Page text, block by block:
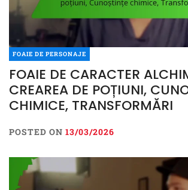
FOAIE DE PERSONAJE
FOAIE DE CARACTER
CREAREA DE POȚIUNI,
CHIMICE, TRANSFORMĂRI
POSTED ON 13/03/2026